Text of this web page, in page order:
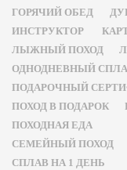
ГОРЯЧИЙ ОБЕД
ИНСТРУКТОР
ЛЫЖНЫЙ ПОХОД
ОДНОДНЕВНЫЙ
ПОДАРОЧНЫЙ
ПОХОД В ПОДАРОК
ПОХОДНАЯ ЕДА
СЕМЕЙНЫЙ ПОХОД
СПЛАВ НА 1 ДЕНЬ